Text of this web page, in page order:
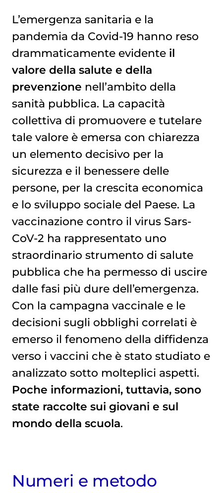
L’emergenza sanitaria e la
pandemia da Covid-19 hanno reso
drammaticamente evidente il
valore della salute e della
prevenzione nell’ambito della
sanità pubblica. La capacità
collettiva di promuovere e tutelare
tale valore è emersa con chiarezza
un elemento decisivo per la
sicurezza e il benessere delle
persone, per la crescita economica
e lo sviluppo sociale del Paese. La
vaccinazionecontro il virus Sars-
CoV-2 ha rappresentato uno
straordinario strumento di salute
pubblica che ha permesso di uscire
dalle fasi più dure dell’emergenza.
Con la campagna vaccinale e le
decisioni sugli obblighi correlati è
emerso il fenomeno della diffidenza
verso i vaccini che è stato studiato e
analizzato sotto molteplici aspetti.
Poche informazioni, tuttavia, sono
state raccolte sui giovani e sul
mondo della scuola.
Numeri e metodo